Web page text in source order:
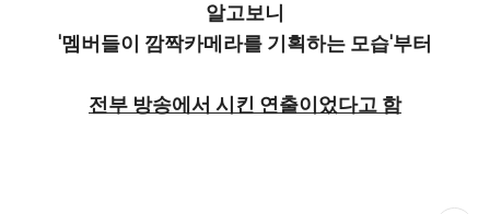
알고보니
'멤버들이 깜짝카메라를 기획하는 모습'부터
전부 방송에서 시킨 연출이었다고 함